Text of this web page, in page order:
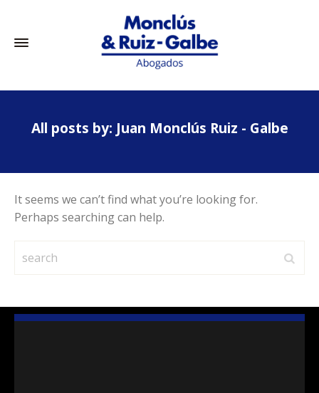
All posts by: Juan Monclús Ruiz - Galbe
It seems we can’t find what you’re looking for.
Perhaps searching can help.